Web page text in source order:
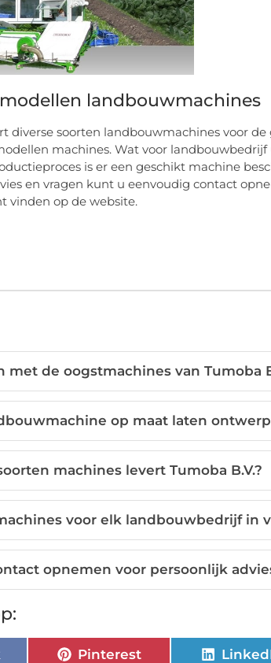
landbouwmachines
diverse soorten landbouwmachines voor
machines. Wat voor landbouwbedrijf
is er een geschikt machine
en vragen kunt u eenvoudig contact
vinden op de website.
de oogstmachines van Tumoba
op maat laten
machines levert Tumoba B.V.?
voor elk landbouwbedrijf in
opnemen voor persoonlijk
Pinterest